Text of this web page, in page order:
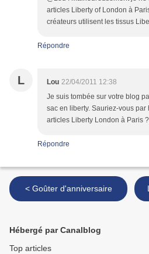
articles Liberty of London à
créateurs utilisent les tissus
Répondre
L Lou 22/04/2011 12:38
Je suis tombée sur votre blog
sac en liberty. Sauriez-vous
articles Liberty London à Paris
Répondre
< Goûter d'anniversaire
Hébergé par Canalblog
Top articles